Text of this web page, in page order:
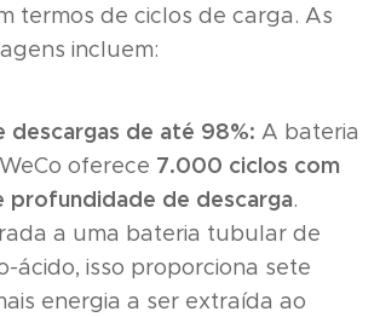
termos de ciclos de carga. As
incluem:
descargas de até 98%: A bateria
oferece 7.000 ciclos com
profundidade de descarga.
a uma bateria tubular de
ácido, isso proporciona sete
energia a ser extraída ao